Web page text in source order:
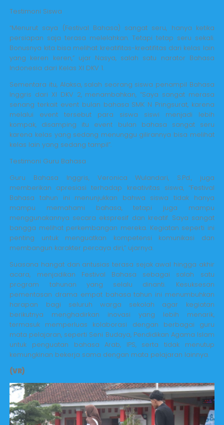
Testimoni Siswa
“Menurut saya (Festival Bahasa) sangat seru, hanya ketika
persiapan saja terasa melelahkan. Tetapi tetap seru sekali.
Bonusnya kita bisa melihat kreatifitas-kreatifitas dari kelas lain
yang keren keren,” ujar Nasya, salah satu narator Bahasa
Indonesia dari Kelas XI DKV 1.
Sementara itu, Alaksa, salah seorang siswa penampil Bahasa
Inggris dari XI DKV 2, menambahkan, “Saya sangat merasa
senang terkait event bulan bahasa SMK N Pringsurat, karena
melalui event tersebut para siswa siswi menjadi lebih
kompak, disamping itu event bulan bahasa sangat seru
karena kelas yang sedang menunggu gilirannya bisa melihat
kelas lain yang sedang tampil”.
Testimoni Guru Bahasa
Guru Bahasa Inggris, Veronica Wulandari, S.Pd., juga
memberikan apresiasi terhadap kreativitas siswa, “Festival
Bahasa tahun ini menunjukkan bahwa siswa tidak hanya
mampu memahami bahasa, tetapi juga mampu
menggunakannya secara ekspresif dan kreatif. Saya sangat
bangga melihat perkembangan mereka. Kegiatan seperti ini
penting untuk menguatkan kompetensi komunikasi dan
membangun karakter percaya diri,” ujarnya.
Suasana hangat dan antusias terasa sejak awal hingga akhir
acara, menjadikan Festival Bahasa sebagai salah satu
program tahunan yang selalu dinanti. Kesuksesan
pementasan drama empat bahasa tahun ini menumbuhkan
harapan bagi seluruh warga sekolah agar kegiatan
berikutnya menghadirkan inovasi yang lebih menarik,
termasuk memperluas kolaborasi dengan berbagai guru
mata pelajaran, seperti Seni Budaya, Pendidikan Agama Islam
untuk penguatan bahasa Arab, IPS, serta tidak menutup
kemungkinan bekerja sama dengan mata pelajaran lainnya.
(VR)